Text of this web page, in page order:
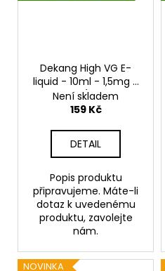
Dekang High VG E-
liquid - 10ml - 1,5mg -
Milky Way (Tvarohový
koláč s mandlemi)
Není skladem
159 Kč
DETAIL
Popis produktu
připravujeme. Máte-li
dotaz k uvedenému
produktu, zavolejte
nám.
NOVINKA